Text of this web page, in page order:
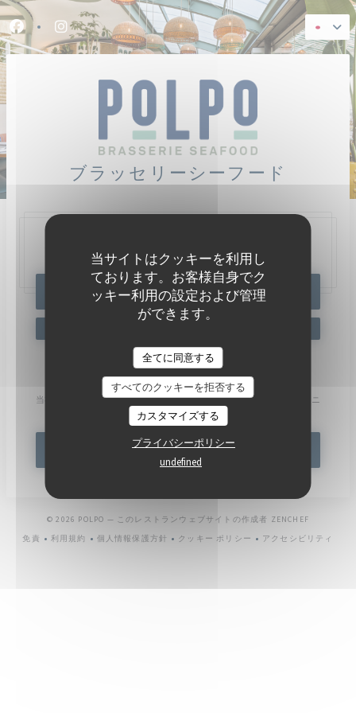
クッキー利用の管理について
当サイトはクッキーを利用し
ております。お客様自身でク
ッキー利用の設定および管理
ができます。
全てに同意する
すべてのクッキーを拒否する
カスタマイズする
プライバシーポリシー
undefined
Facebook ((新しいウィンドウで開きます))
Instagram ((新しいウィンドウで開きます))
ブラッセリーシーフード
47, Quai Charles Pasqua, 92300 Levallois-Perret
予約
ニュースレター*
当社のニュースレターを購読し、当社からのEメールによる個別コミュニ
ケーションやマーケティングオファーを受け取る。
登録する
© 2026 POLPO — このレストランウェブサイトの作成者 ZENCHEF
免責
利用規約
個人情報保護方針
クッキー ポリシー
アクセシビリティ